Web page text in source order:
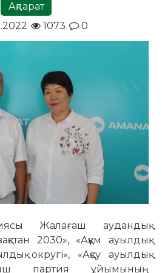
Ақпарат
1073 0
Жалағаш аудандық
2030», «Аққұм ауылдық
округі», «Ақсу ауылдық
партия ұйымының